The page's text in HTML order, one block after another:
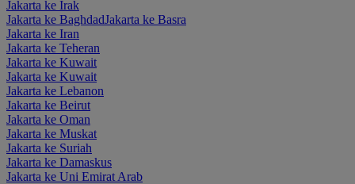
Jakarta ke Irak
Jakarta ke BaghdadJakarta ke Basra
Jakarta ke Iran
Jakarta ke Teheran
Jakarta ke Kuwait
Jakarta ke Kuwait
Jakarta ke Lebanon
Jakarta ke Beirut
Jakarta ke Oman
Jakarta ke Muskat
Jakarta ke Suriah
Jakarta ke Damaskus
Jakarta ke Uni Emirat Arab